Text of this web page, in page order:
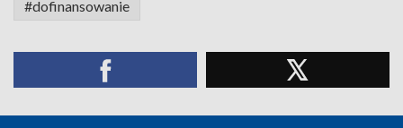
#dofinansowanie